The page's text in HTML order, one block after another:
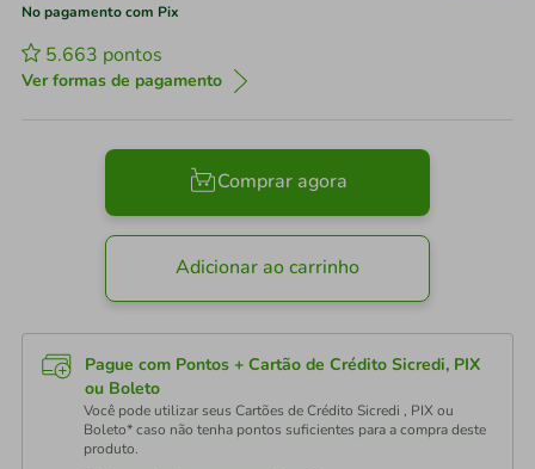
No pagamento com Pix
5.663 pontos
Ver formas de pagamento
Comprar agora
Adicionar ao carrinho
Pague com Pontos + Cartão de Crédito Sicredi, PIX
ou Boleto
Você pode utilizar seus Cartões de Crédito Sicredi , PIX ou
Boleto* caso não tenha pontos suficientes para a compra deste
produto.